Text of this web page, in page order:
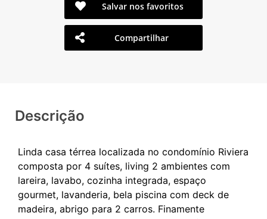
Salvar nos favoritos
Compartilhar
Descrição
Linda casa térrea localizada no condomínio Riviera
composta por 4 suítes, living 2 ambientes com
lareira, lavabo, cozinha integrada, espaço
gourmet, lavanderia, bela piscina com deck de
madeira, abrigo para 2 carros. Finamente